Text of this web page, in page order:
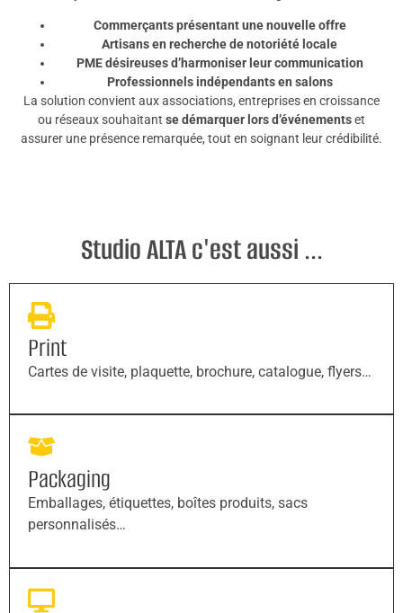
Commerçants présentant une nouvelle offre
Artisans en recherche de notoriété locale
PME désireuses d’harmoniser leur communication
Professionnels indépendants en salons
La solution convient aux associations, entreprises en croissance
ou réseaux souhaitant se démarquer lors d’événementset
assurer une présence remarquée, tout en soignant leur crédibilité.
Studio ALTA c'est aussi ...
Print
Cartes de visite, plaquette, brochure, catalogue, flyers…
Packaging
Emballages, étiquettes, boîtes produits, sacs
personnalisés…